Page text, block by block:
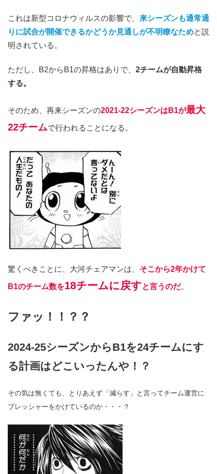
これは新型コロナウィルスの影響で、 来シーズンも通常通
りに試合が開催できるかどうか見通しが不明瞭なためと説
明されている。
ただし、B2からB1の昇格はありで、 2チームが自動昇格
する。
そのため、再来シーズンの2021-22シーズンはB1が最大
22チームで行われることになる。
驚くべきことに、大河チェアマンは、 そこから2年かけて
B1のチーム数を18チームに戻すと言うのだ。
ファッ！！？？
2024-25シーズンからB1を24チームにす
る計画はどこいったんや！？
その気は無くても、とりあえず「減らす」と言ってチーム運営に
プレッシャーをかけているのか・・・？